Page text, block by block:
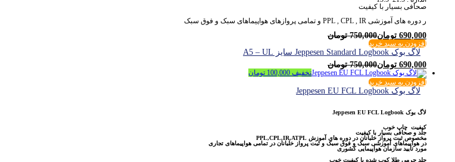
صحافی بسیار با کیفیت
ر دوره های آموزشی PPL , CPL , IR و تمامی پروازهای هواپیماهای سبک و فوق سبک
690,000 تومان750,000 تومان
افزودن به سبد خرید
لاگ بوک Jeppesen Standard Logbook سایز A5 – UL
690,000 تومان750,000 تومان
تخفیف 100,000 تومان
افزودن به سبد خرید
لاگ بوک Jeppesen EU FCL Logbook
لاگ بوک Jeppesen EU FCL Logbook
کیفیت چاپ خوب
جلد و صحافی بسیار با کیفیت
مخصوص ثبت پرواز خلبانان در دوره های آموزش PPL,CPL,IR,ATPL
در هواپیماهای آموزشی سبک و فوق سبک و ثبت پرواز خلبانان در تمامی هواپیماهای تجاری
مورد تایید سازمان هواپیمایی کشوری
جلد چرمی طلا کوب شده با کیفیت خوب